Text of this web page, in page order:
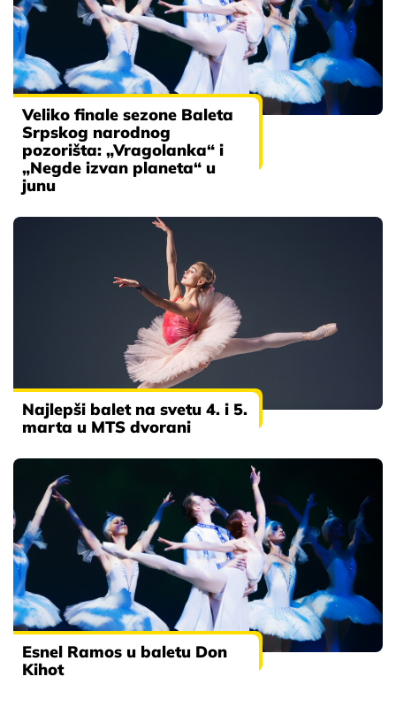
Veliko finale sezone Baleta
Srpskog narodnog
pozorišta: „Vragolanka“ i
„Negde izvan planeta“ u
junu
Najlepši balet na svetu 4. i 5.
marta u MTS dvorani
Esnel Ramos u baletu Don
Kihot